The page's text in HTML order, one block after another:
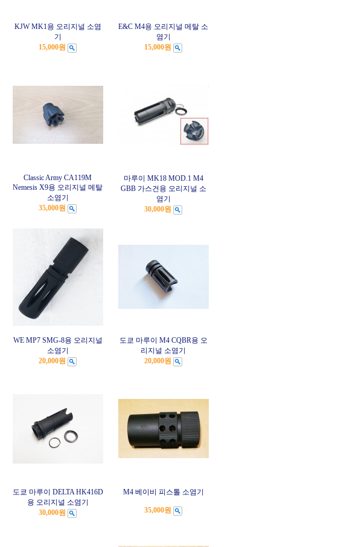
KJW MK1용 오리지널 소염
기
15,000원
E&C M4용 오리지널 메탈 소
염기
15,000원
Classic Army CA119M
Nemesis X9용 오리지널 메탈
소염기
35,000원
마루이 MK18 MOD.1 M4
GBB 가스건용 오리지널 소
염기
30,000원
WE MP7 SMG-8용 오리지널
소염기
20,000원
도쿄 마루이 M4 CQBR용 오
리지널 소염기
20,000원
도쿄 마루이 DELTA HK416D
용 오리지널 소염기
30,000원
M4 베이비 피스톨 소염기
35,000원